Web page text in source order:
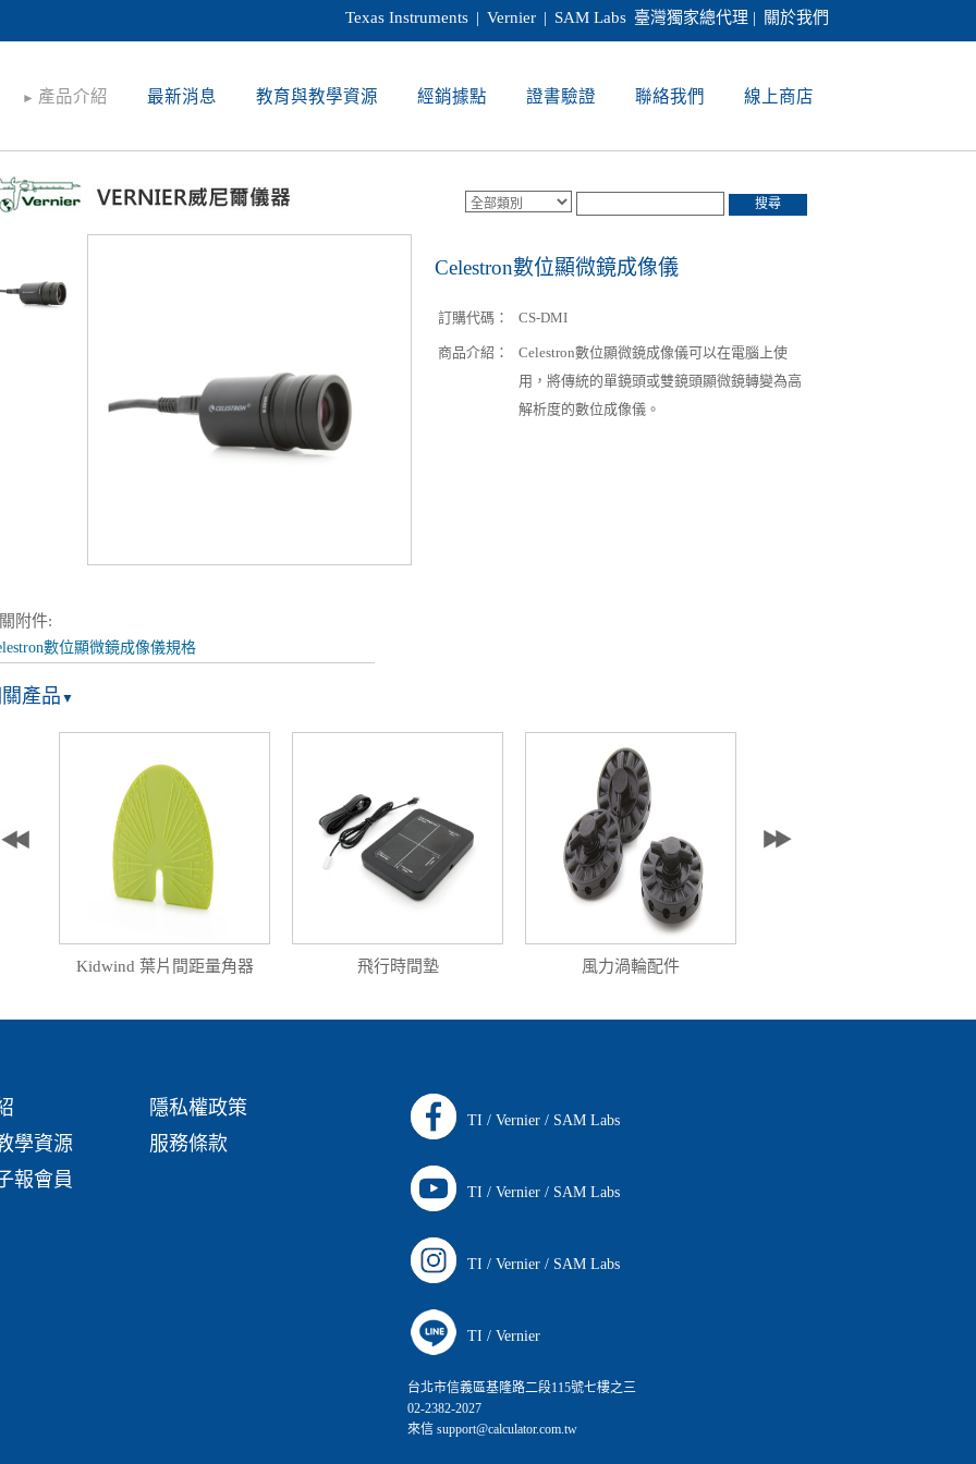
Texas Instruments | Vernier | SAM Labs 臺灣獨家總代理 | 關於我們
► 產品介紹 最新消息 教育與教學資源 經銷據點 證書驗證 聯絡我們 線上商店
搜尋
Celestron數位顯微鏡成像儀
訂購代碼： CS-DMI
商品介紹：
Celestron數位顯微鏡成像儀可以在電腦上使
用，將傳統的單鏡頭或雙鏡頭顯微鏡轉變為高
解析度的數位成像儀。
附件:
數位顯微鏡成像儀規格
產品 ▼
Kidwind 葉片間距量角器 飛行時間墊 風力渦輪配件
學資源
報會員
隱私權政策
服務條款
TI / Vernier / SAM Labs
TI / Vernier / SAM Labs
TI / Vernier / SAM Labs
TI / Vernier
台北市信義區基隆路二段115號七樓之三
02-2382-2027
來信 support@calculator.com.tw